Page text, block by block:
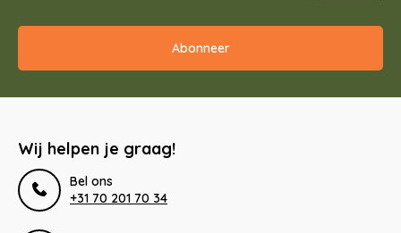
Abonneer
Wij helpen je graag!
Bel ons
+31 70 201 70 34